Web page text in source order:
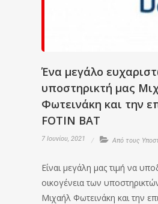
Ένα μεγάλο
υποστηρικτή μας
Φωτεινάκη και την
FOTIN BAT
7 Ιουνίου, 2021 Από τους
Είναι μεγάλη μας τιμή να
οικογένεια των
Μιχαήλ Φωτεινάκη και την